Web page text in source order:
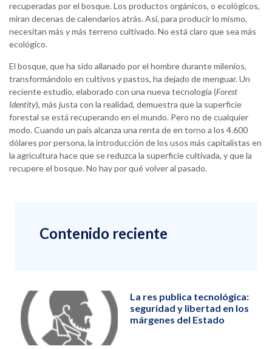
recuperadas por el bosque. Los productos orgánicos, o ecológicos,
miran decenas de calendarios atrás. Así, para producir lo mismo,
necesitan más y más terreno cultivado. No está claro que sea más
ecológico.
El bosque, que ha sido allanado por el hombre durante milenios,
transformándolo en cultivos y pastos, ha dejado de menguar. Un
reciente estudio, elaborado con una nueva tecnología (Forest
Identity), más justa con la realidad, demuestra que la superficie
forestal se está recuperando en el mundo. Pero no de cualquier
modo. Cuando un país alcanza una renta de en torno a los 4.600
dólares por persona, la introducción de los usos más capitalistas en
la agricultura hace que se reduzca la superficie cultivada, y que la
recupere el bosque. No hay por qué volver al pasado.
Contenido reciente
La res publica tecnológica:
seguridad y libertad en los
márgenes del Estado